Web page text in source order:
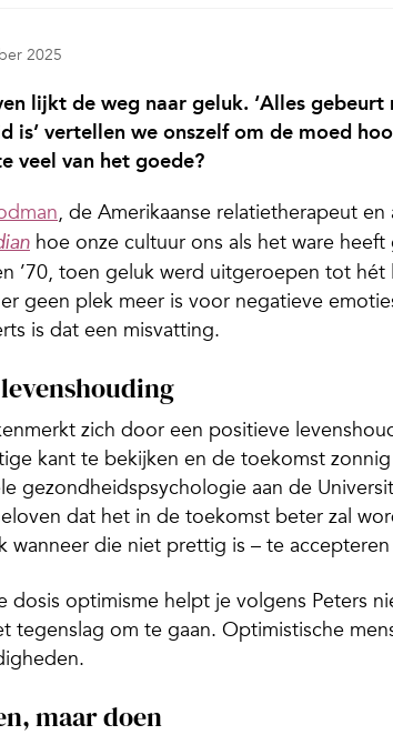
2025
lijkt de weg naar geluk. ‘Alles gebeurt
is’ vertellen we onszelf om de moed
veel van het goede?
, de Amerikaanse relatietherapeut
hoe onze cultuur ons als het ware
’70, toen geluk werd uitgeroepen tot
geen plek meer is voor negatieve
is dat een misvatting.
zich door een positieve
kant te bekijken en de toekomst
gezondheidspsychologie aan de
dat het in de toekomst beter zal
wanneer die niet prettig is – te
dosis optimisme helpt je volgens Peters
tegenslag om te gaan. Optimistische
maar doen